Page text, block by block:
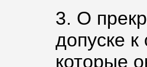
3. О
допуске
которые